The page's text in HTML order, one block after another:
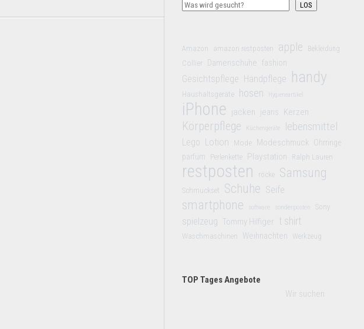
LOS
Amazon amazon restposten apple Bekleidung
Collier Damenschuhe fashion
Gesichtspflege Handpflege handy
Haushaltsgeräte hosen Hygieneartikel
iPhone jacken jeans Kerzen
Körperpflege Küchengeräte lebensmittel
Lego Lotion Mode Modeschmuck Ohrringe
parfüm
Perlenkette Playstation Ralph Lauren
restposten röcke Samsung
Schmuckset Schuhe Seife
smartphone software sonderposten Sony
spielzeug Tommy Hilfiger t shirt
Waschmaschinen Weihnachten Werkzeug
TOP Tages Angebote
Wir suchen